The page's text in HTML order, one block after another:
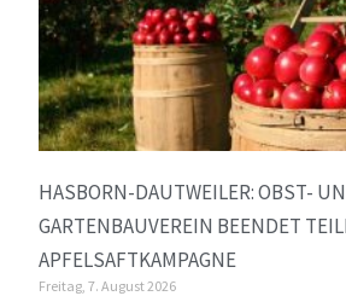
HASBORN-DAUTWEILER: OBST-
GARTENBAUVEREIN BEENDET
APFELSAFTKAMPAGNE
Freitag, 7. August 2026